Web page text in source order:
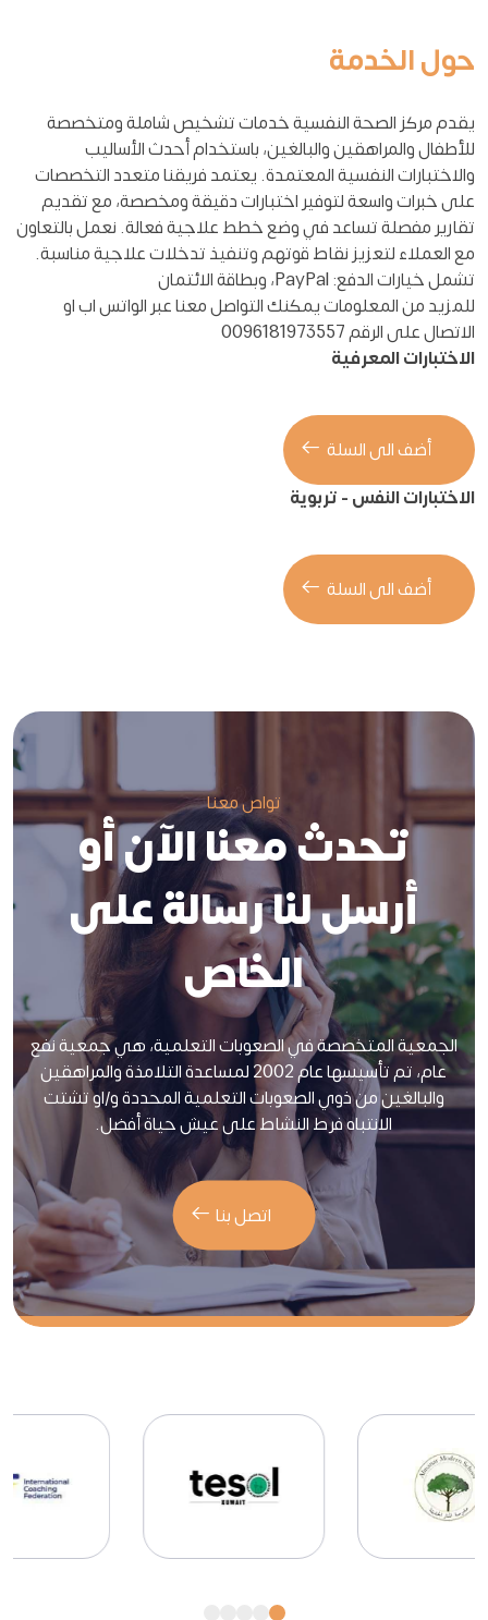
حول الخدمة
يقدم مركز الصحة النفسية خدمات تشخيص شاملة ومتخصصة
للأطفال والمراهقين والبالغين، باستخدام أحدث الأساليب
والاختبارات النفسية المعتمدة. يعتمد فريقنا متعدد التخصصات
على خبرات واسعة لتوفير اختبارات دقيقة ومخصصة، مع تقديم
تقارير مفصلة تساعد في وضع خطط علاجية فعالة. نعمل بالتعاون
مع العملاء لتعزيز نقاط قوتهم وتنفيذ تدخلات علاجية مناسبة.
تشمل خيارات الدفع: PayPal، وبطاقة الائتمان
للمزيد من المعلومات يمكنك التواصل معنا عبر الواتس اب او
الاتصال على الرقم 0096181973557
الاختبارات المعرفية
أضف الى السلة
الاختبارات النفس - تربوية
أضف الى السلة
تواص معنا
تحدث معنا الآن أو
أرسل لنا رسالة على
الخاص
الجمعية المتخصصة في الصعوبات التعلمية، هي جمعية نفع
عام، تم تأسيسها عام 2002 لمساعدة التلامذة والمراهقين
والبالغين من ذوي الصعوبات التعلمية المحددة و/او تشتت
الانتباه فرط النشاط على عيش حياة أفضل.
اتصل بنا